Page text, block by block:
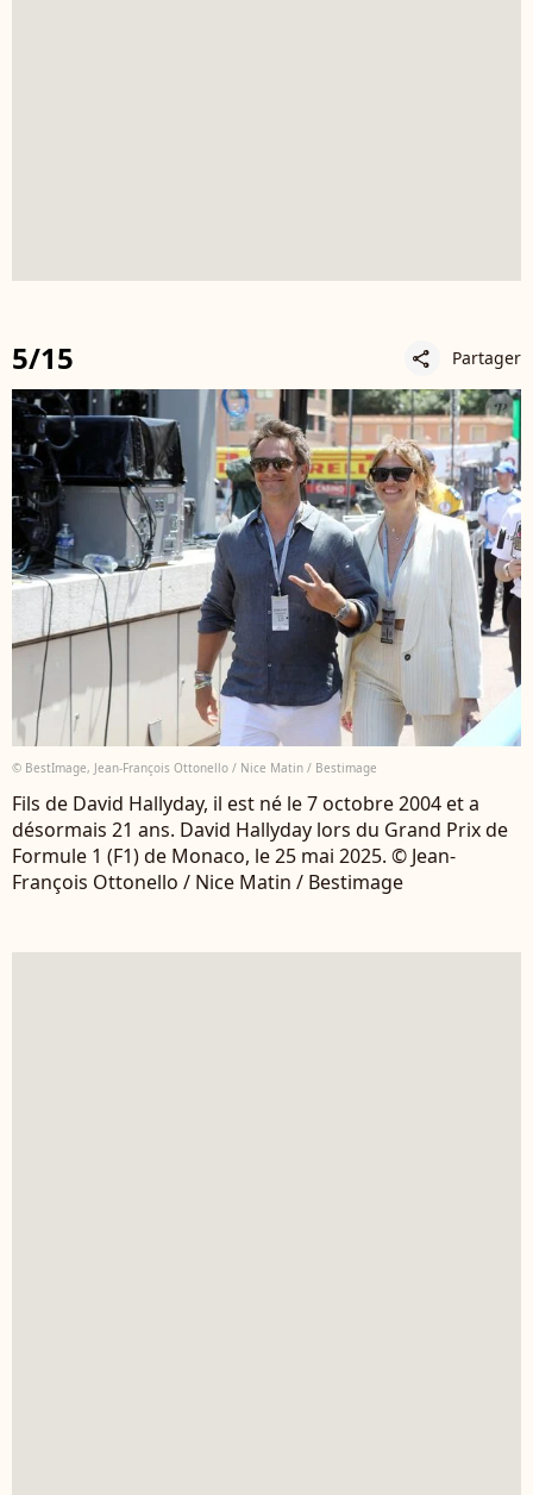
5/15 share Partager
© BestImage, Jean-François Ottonello / Nice Matin / Bestimage
Fils de David Hallyday, il est né le 7 octobre 2004 et a
désormais 21 ans. David Hallyday lors du Grand Prix de
Formule 1 (F1) de Monaco, le 25 mai 2025. © Jean-
François Ottonello / Nice Matin / Bestimage